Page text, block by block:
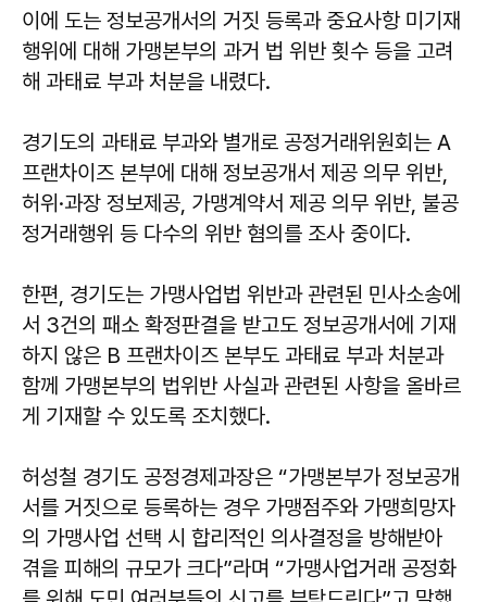
이에 도는 정보공개서의 거짓 등록과 중요사항 미기재
행위에 대해 가맹본부의 과거 법 위반 횟수 등을 고려
해 과태료 부과 처분을 내렸다.
경기도의 과태료 부과와 별개로 공정거래위원회는 A
프랜차이즈 본부에 대해 정보공개서 제공 의무 위반,
허위·과장 정보제공, 가맹계약서 제공 의무 위반, 불공
정거래행위 등 다수의 위반 혐의를 조사 중이다.
한편, 경기도는 가맹사업법 위반과 관련된 민사소송에
서 3건의 패소 확정판결을 받고도 정보공개서에 기재
하지 않은 B 프랜차이즈 본부도 과태료 부과 처분과
함께 가맹본부의 법위반 사실과 관련된 사항을 올바르
게 기재할 수 있도록 조치했다.
허성철 경기도 공정경제과장은 “가맹본부가 정보공개
서를 거짓으로 등록하는 경우 가맹점주와 가맹희망자
의 가맹사업 선택 시 합리적인 의사결정을 방해받아
겪을 피해의 규모가 크다”라며 “가맹사업거래 공정화